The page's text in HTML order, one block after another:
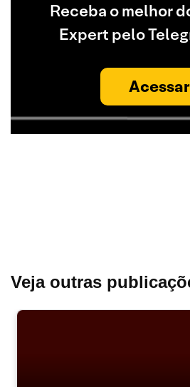
Receba o melhor
Expert pelo
Acessar
Veja outras